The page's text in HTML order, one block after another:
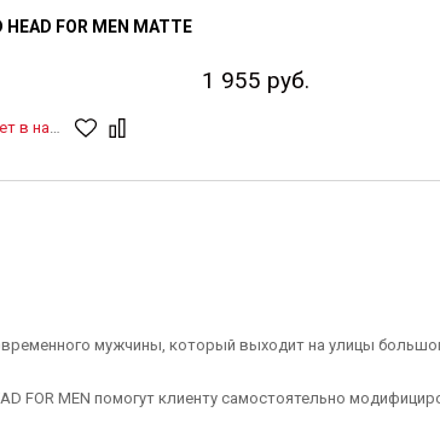
FOR MEN MATTE
в наличии
1 955 руб.
мужчины, который выходит на улицы
FOR MEN помогут клиенту самостоятельно